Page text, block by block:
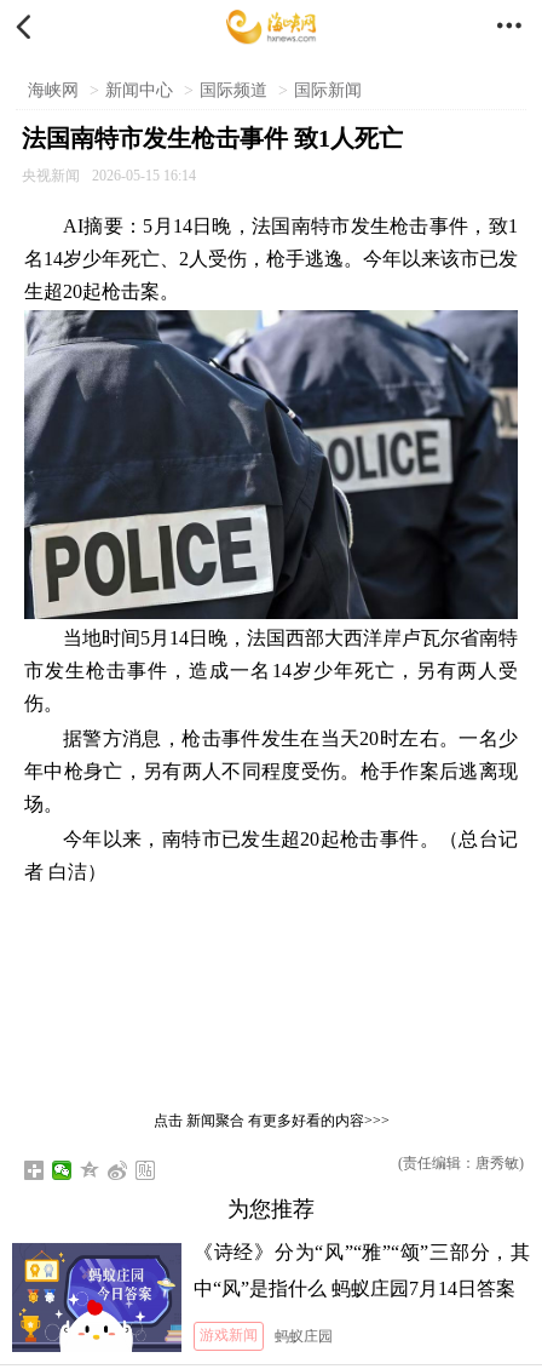
 
海峡网 > 新闻中心 > 国际频道 > 国际新闻
法国南特市发生枪击事件 致1人死亡
央视新闻 2026-05-15 16:14
AI摘要：5月14日晚，法国南特市发生枪击事件，致1
名14岁少年死亡、2人受伤，枪手逃逸。今年以来该市已发
生超20起枪击案。
当地时间5月14日晚，法国西部大西洋岸卢瓦尔省南特
市发生枪击事件，造成一名14岁少年死亡，另有两人受
伤。
据警方消息，枪击事件发生在当天20时左右。一名少
年中枪身亡，另有两人不同程度受伤。枪手作案后逃离现
场。
今年以来，南特市已发生超20起枪击事件。（总台记
者 白洁）
点击 新闻聚合有更多好看的内容>>>
(责任编辑：唐秀敏)
为您推荐
《诗经》分为“风”“雅”“颂”三部分，其
中“风”是指什么 蚂蚁庄园7月14日答案
游戏新闻 蚂蚁庄园